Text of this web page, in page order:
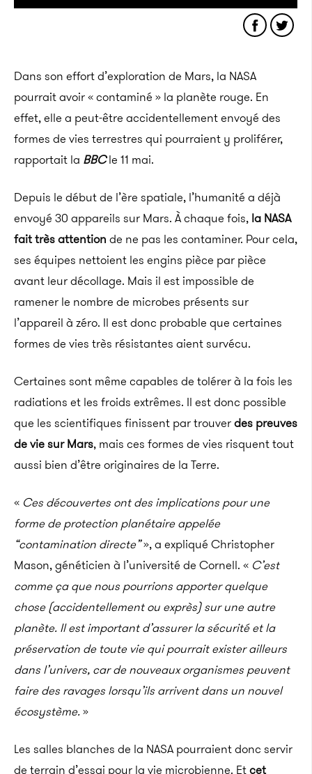
Dans son effort d’exploration de Mars, la NASA
pourrait avoir « contaminé » la planète rouge. En
effet, elle a peut-être accidentellement envoyé des
formes de vies terrestres qui pourraient y proliférer,
rapportait la BBCle 11 mai.
Depuis le début de l’ère spatiale, l’humanité a déjà
envoyé 30 appareils sur Mars. À chaque fois, la NASA
fait très attention de ne pas les contaminer. Pour cela,
ses équipes nettoient les engins pièce par pièce
avant leur décollage. Mais il est impossible de
ramener le nombre de microbes présents sur
l’appareil à zéro. Il est donc probable que certaines
formes de vies très résistantes aient survécu.
Certaines sont même capables de tolérer à la fois les
radiations et les froids extrêmes. Il est donc possible
que les scientifiques finissent par trouverdes preuves
de vie sur Mars, mais ces formes de vies risquent tout
aussi bien d’être originaires de la Terre.
« Ces découvertes ont des implications pour une
forme de protection planétaire appelée
“contamination directe”», a expliqué Christopher
Mason, généticien à l’université de Cornell. « C’est
comme ça que nous pourrions apporter quelque
chose (accidentellement ou exprès) sur une autre
planète. Il est important d’assurer la sécurité et la
préservation de toute vie qui pourrait exister ailleurs
dans l’univers, car de nouveaux organismes peuvent
faire des ravages lorsqu’ils arrivent dans un nouvel
écosystème.»
Les salles blanches de la NASA pourraient donc servir
de terrain d’essai pour la vie microbienne. Etcet